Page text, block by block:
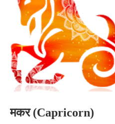
मकर (Capricorn)